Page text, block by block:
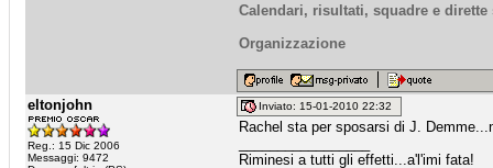
Calendari, risultati, squadre e dirette
Organizzazione
eltonjohn
Reg.: 15 Dic 2006
Messaggi: 9472
Inviato: 15-01-2010 22:32
Rachel sta per sposarsi di J.
Riminesi a tutti gli effetti...a'l'imi fata!